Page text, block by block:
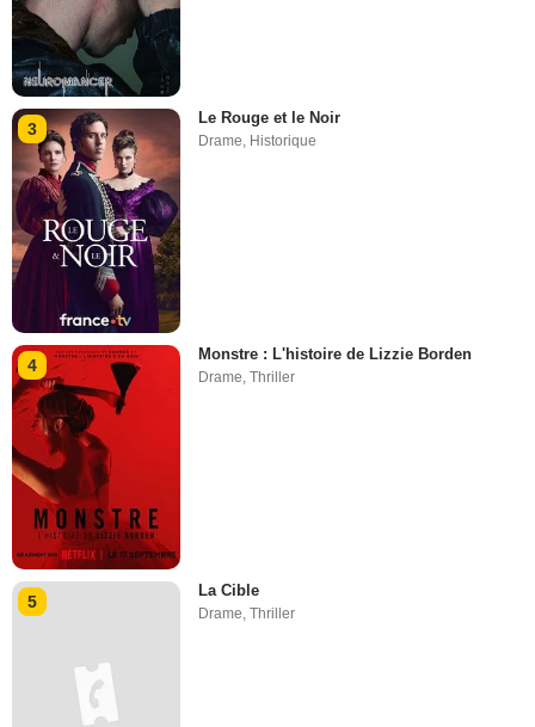
3
Le Rouge et le Noir
Drame Historique
4
Monstre : L'histoire de Lizzie Borden
Drame,Thriller
5
La Cible
Drame,Thriller